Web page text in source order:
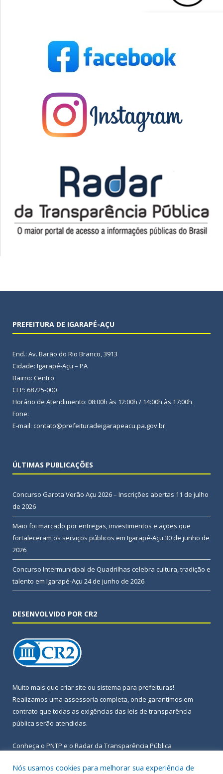
PREFEITURA DE IGARAPÉ-AÇU
End.: Av. Barão do Rio Branco, 3913
Cidade: Igarapé-Açu – PA
Bairro: Centro
CEP: 68725-000
Horário de Atendimento: 08:00h às 12:00h / 14:00h às 17:00h
Fone:
E-mail: contato@prefeituradeigarapeacu.pa.gov.br
ÚLTIMAS PUBLICAÇÕES
Concurso Garota Verão Açu 2026 – Inscrições abertas 11 de julho
de 2026
Maio foi marcado por entregas, investimentos e ações que
fortaleceram os serviços públicos em Igarapé-Açu 30 de junho de
2026
Concurso Intermunicipal de Quadrilhas celebra cultura, tradição e
talento em Igarapé-Açu 24 de junho de 2026
DESENVOLVIDO POR CR2
Muito mais que criar site ou sistema para prefeituras!
Realizamos uma assessoria completa, onde garantimos em
contrato que todas as exigências das leis de transparência
pública serão atendidas.
Conheça o PNTP e o Radar da Transparência Pública
Nós usamos cookies para melhorar sua experiência de